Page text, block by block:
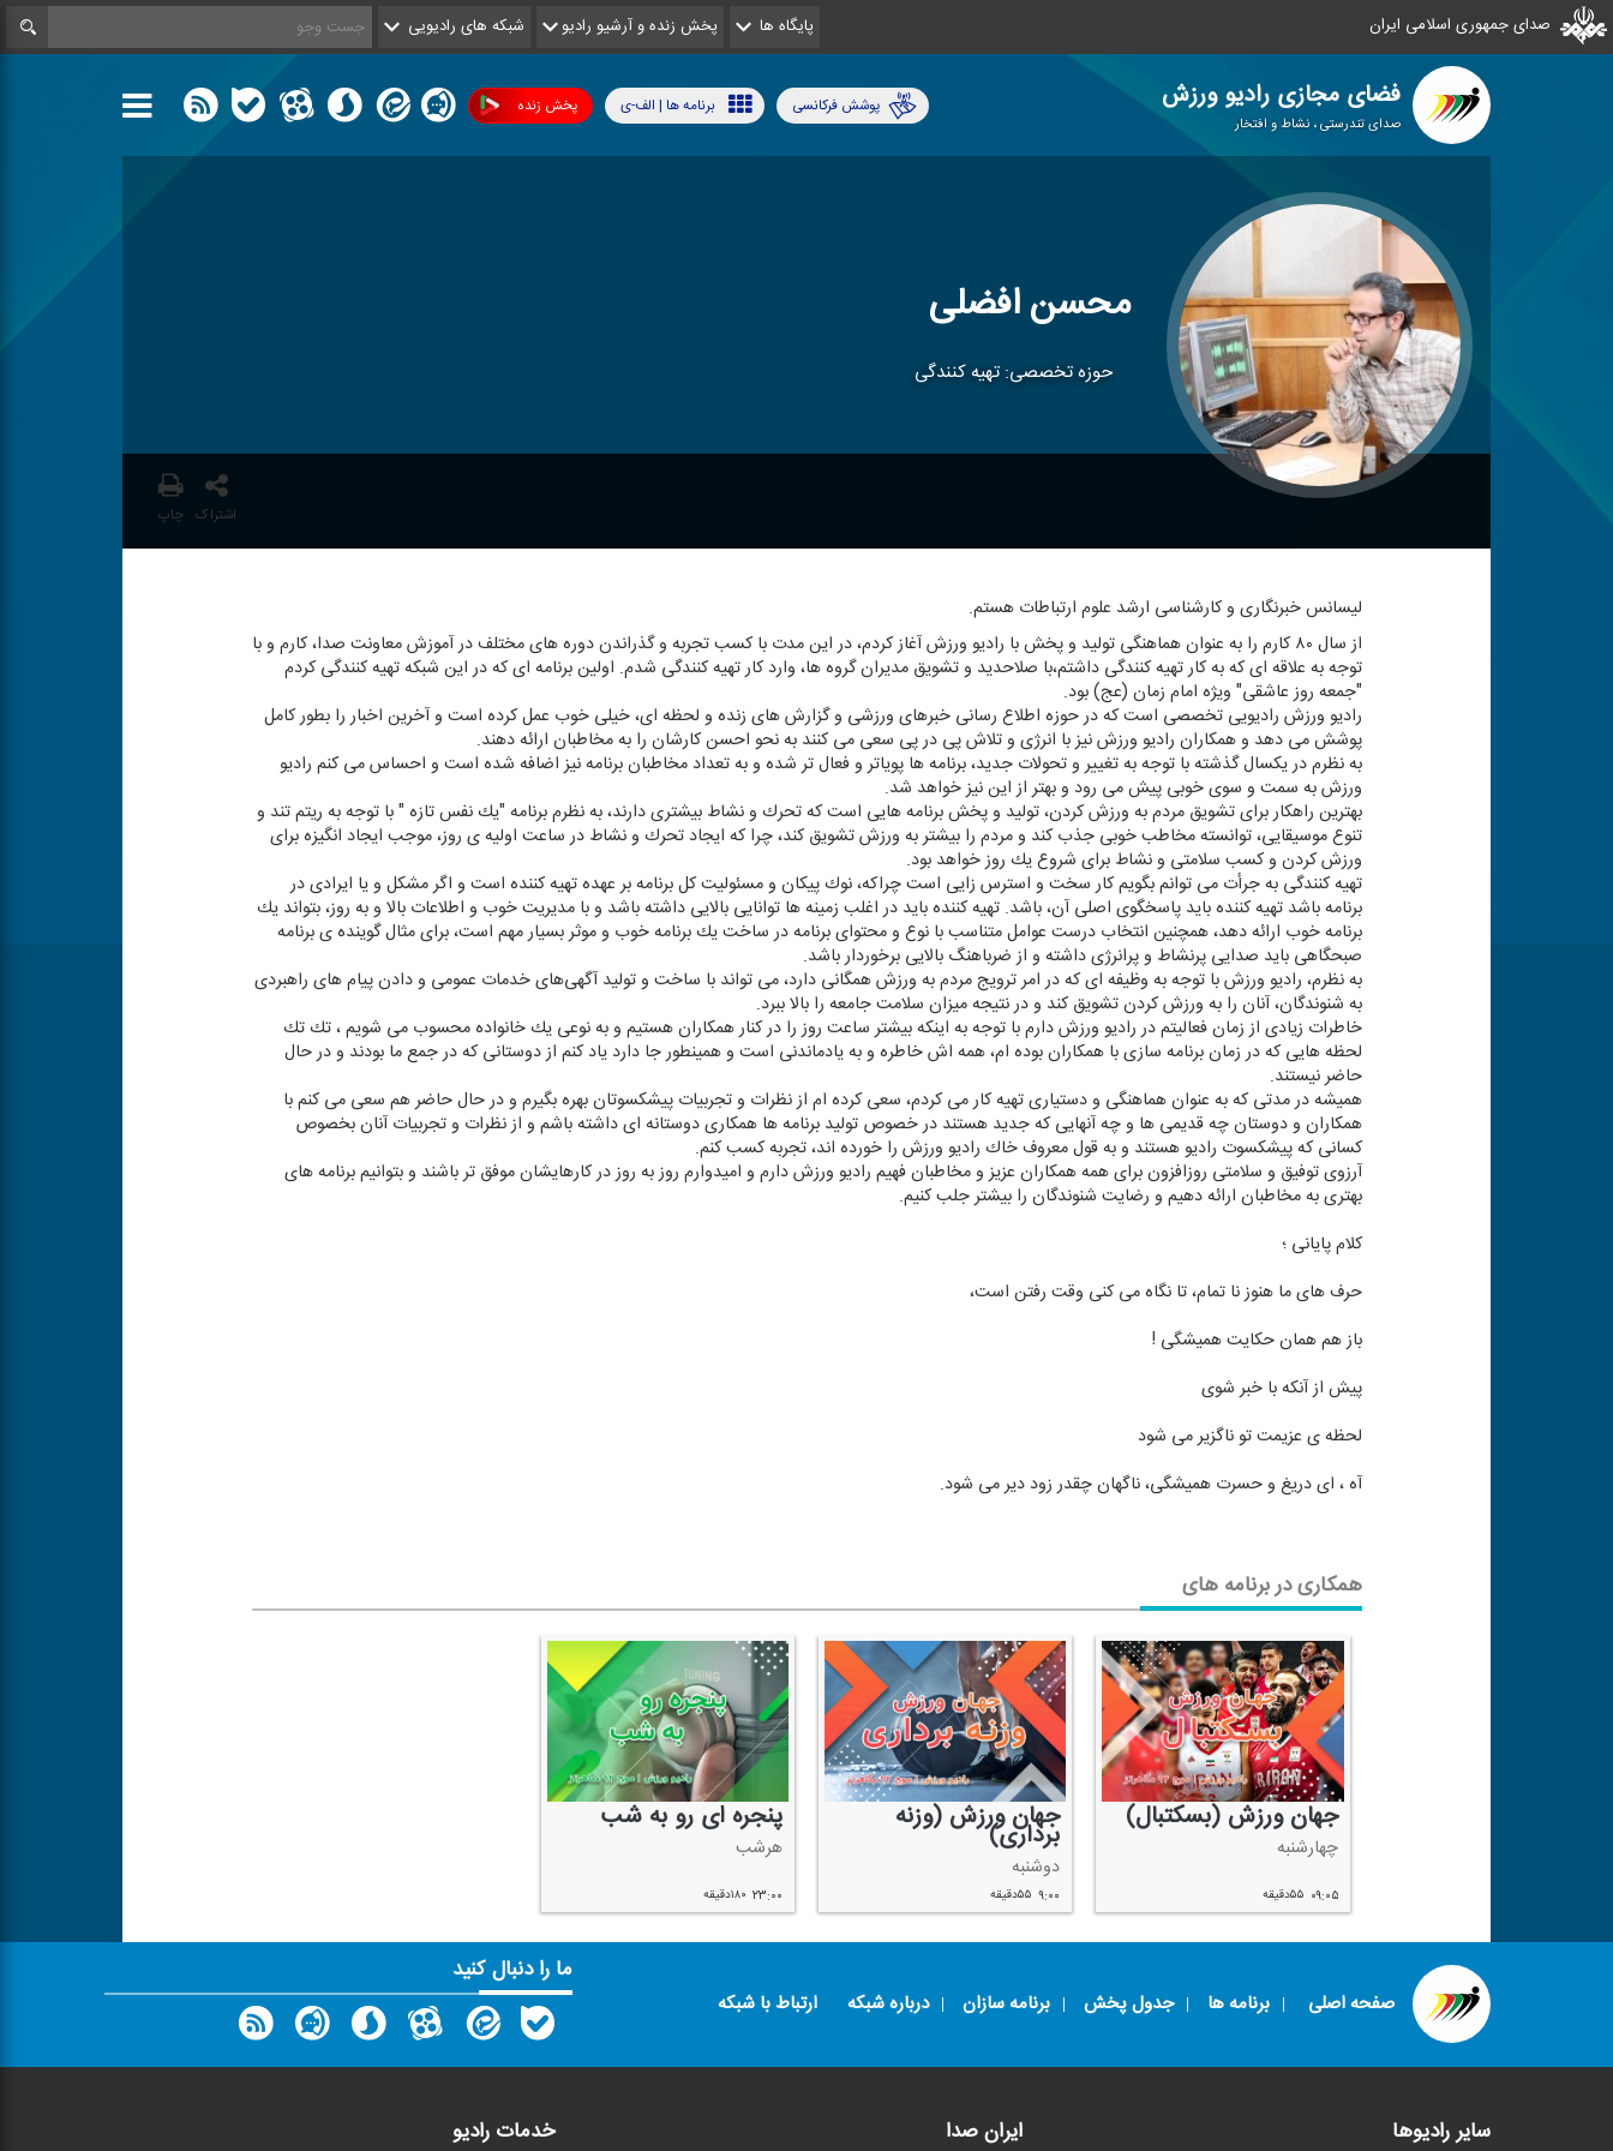
صدای جمهوری اسلامی ایران پایگاه ها پخش زنده و آرشیو رادیو شبکه های رادیویی
فضای مجازی رادیو ورزش
صدای تندرستی ، نشاط و افتخار
پخش زنده برنامه ها | الف-ی پوشش فرکانسی
محسن افضلی
حوزه تخصصی: تهیه كنندگی
اشتراک چاپ
لیسانس خبرنگاری و كارشناسی ارشد علوم ارتباطات هستم.
از سال ۸۰ كارم را به عنوان هماهنگی تولید و پخش با رادیو ورزش آغاز كردم، در این مدت با كسب تجربه و گذراندن دوره های مختلف در آموزش معاونت صدا، كارم و با
توجه به علاقه ای كه به كار تهیه كنندگی داشتم،با صلاحدید و تشویق مدیران گروه ها، وارد كار تهیه كنندگی شدم. اولین برنامه ای كه در این شبكه تهیه كنندگی كردم
"جمعه روز عاشقی" ویژه امام زمان (عج) بود.
رادیو ورزش رادیویی تخصصی است كه در حوزه اطلاع رسانی خبرهای ورزشی و گزارش های زنده و لحظه ای، خیلی خوب عمل كرده است و آخرین اخبار را بطور كامل
پوشش می دهد و همكاران رادیو ورزش نیز با انرژی و تلاش پی در پی سعی می كنند به نحو احسن كارشان را به مخاطبان ارائه دهند.
به نظرم در یكسال گذشته با توجه به تغییر و تحولات جدید، برنامه ها پویاتر و فعال تر شده و به تعداد مخاطبان برنامه نیز اضافه شده است و احساس می كنم رادیو
ورزش به سمت و سوی خوبی پیش می رود و بهتر از این نیز خواهد شد.
بهترین راهكار برای تشویق مردم به ورزش كردن، تولید و پخش برنامه هایی است كه تحرك و نشاط بیشتری دارند، به نظرم برنامه "یك نفس تازه " با توجه به ریتم تند و
تنوع موسیقایی، توانسته مخاطب خوبی جذب كند و مردم را بیشتر به ورزش تشویق كند، چرا كه ایجاد تحرك و نشاط در ساعت اولیه ی روز، موجب ایجاد انگیزه برای
ورزش كردن و كسب سلامتی و نشاط برای شروع یك روز خواهد بود.
تهیه كنندگی به جرأت می توانم بگویم كار سخت و استرس زایی است چراكه، نوك پیكان و مسئولیت كل برنامه بر عهده تهیه كننده است و اگر مشكل و یا ایرادی در
برنامه باشد تهیه كننده باید پاسخگوی اصلی آن، باشد. تهیه كننده باید در اغلب زمینه ها توانایی بالایی داشته باشد و با مدیریت خوب و اطلاعات بالا و به روز، بتواند یك
برنامه خوب ارائه دهد، همچنین انتخاب درست عوامل متناسب با نوع و محتوای برنامه در ساخت یك برنامه خوب و موثر بسیار مهم است، برای مثال گوینده ی برنامه
صبحگاهی باید صدایی پرنشاط و پرانرژی داشته و از ضرباهنگ بالایی برخوردار باشد.
به نظرم، رادیو ورزش با توجه به وظیفه ای كه در امر ترویج مردم به ورزش همگانی دارد، می تواند با ساخت و تولید آگهی‌های خدمات عمومی و دادن پیام های راهبردی
به شنوندگان، آنان را به ورزش كردن تشویق كند و در نتیجه میزان سلامت جامعه را بالا ببرد.
خاطرات زیادی از زمان فعالیتم در رادیو ورزش دارم با توجه به اینكه بیشتر ساعت روز را در كنار همكاران هستیم و به نوعی یك خانواده محسوب می شویم ، تك تك
لحظه هایی كه در زمان برنامه سازی با همكاران بوده ام، همه اش خاطره و به یادماندنی است و همینطور جا دارد یاد كنم از دوستانی كه در جمع ما بودند و در حال
حاضر نیستند.
همیشه در مدتی كه به عنوان هماهنگی و دستیاری تهیه كار می كردم، سعی كرده ام از نظرات و تجربیات پیشكسوتان بهره بگیرم و در حال حاضر هم سعی می كنم با
همكاران و دوستان چه قدیمی ها و چه آنهایی كه جدید هستند در خصوص تولید برنامه ها همكاری دوستانه ای داشته باشم و از نظرات و تجربیات آنان بخصوص
كسانی كه پیشكسوت رادیو هستند و به قول معروف خاك رادیو ورزش را خورده اند، تجربه كسب كنم.
آرزوی توفیق و سلامتی روزافزون برای همه همكاران عزیز و مخاطبان فهیم رادیو ورزش دارم و امیدوارم روز به روز در كارهایشان موفق تر باشند و بتوانیم برنامه های
بهتری به مخاطبان ارائه دهیم و رضایت شنوندگان را بیشتر جلب كنیم.
كلام پایانی ؛
حرف های ما هنوز نا تمام، تا نگاه می كنی وقت رفتن است،
باز هم همان حكایت همیشگی !
پیش از آنكه با خبر شوی
لحظه ی عزیمت تو ناگزیر می شود
آه ، ای دریغ و حسرت همیشگی، ناگهان چقدر زود دیر می شود.
همکاری در برنامه های
جهان ورزش (بسكتبال)
چهارشنبه
۰۹:۰۵ ۵۵دقیقه
جهان ورزش (وزنه
برداری)
دوشنبه
۹:۰۰ ۵۵دقیقه
پنجره ای رو به شب
هرشب
۲۳:۰۰ ۱۸۰دقیقه
صفحه اصلی برنامه ها جدول پخش برنامه سازان درباره شبکه ارتباط با شبکه
ما را دنبال کنید
سایر رادیوها ایران صدا خدمات رادیو